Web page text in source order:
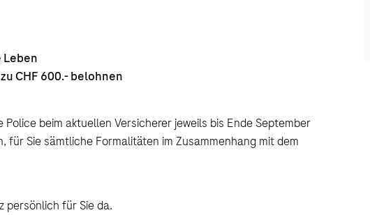
Leben
CHF 600.- belohnen
beim aktuellen Versicherer jeweils bis Ende September
für Sie sämtliche Formalitäten im Zusammenhang mit dem
persönlich für Sie da.